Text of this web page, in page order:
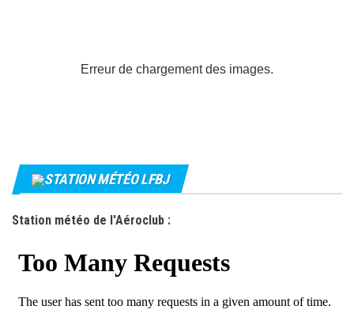
Erreur de chargement des images.
STATION MÉTÉO LFBJ
Station météo de l'Aéroclub :